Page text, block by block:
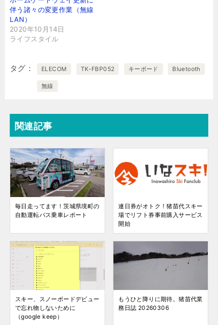
伴う諸々の変更作業（無線
LAN）
2020年10月14日
ライフスタイル
タグ ELECOM TK-FBP052 キーボード Bluetooth
無線
関連記事
毎日走ってます！茨城県境町の
自動運転バス乗車レポート
連日券がオトク！猪苗代スキー
場でリフト券事前購入サービス
開始
スキー、スノーボードデビュー
で忘れ物しないために
（google keep）
もうひと降りに期待。猪苗代業
務日誌 20260306